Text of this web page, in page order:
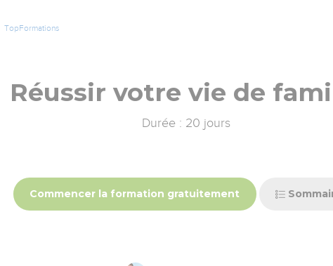
TopFormations
Réussir votre vie de
Durée : 20 jours
Commencer la formation gratuitement